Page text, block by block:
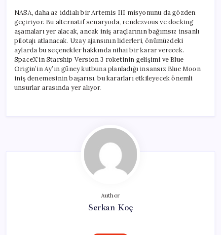
NASA, daha az iddialı bir Artemis III misyonunu da gözden
geçiriyor. Bu alternatif senaryoda, rendezvous ve docking
aşamaları yer alacak, ancak iniş araçlarının bağımsız insanlı
pilotajı atlanacak. Uzay ajansının liderleri, önümüzdeki
aylarda bu seçenekler hakkında nihai bir karar verecek.
SpaceX’in Starship Version 3 roketinin gelişimi ve Blue
Origin’in Ay’ın güney kutbuna planladığı insansız Blue Moon
iniş denemesinin başarısı, bu kararları etkileyecek önemli
unsurlar arasında yer alıyor.
Author
Serkan Koç